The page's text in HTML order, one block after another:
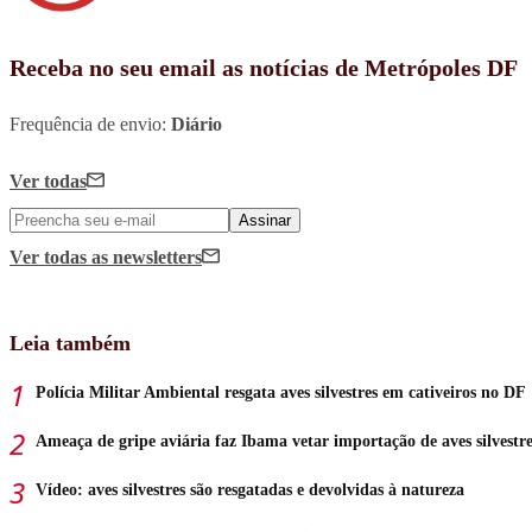
Receba no seu email as notícias de Metrópoles DF
Frequência de envio: Diário
Ver todas
Assinar
Ver todas as newsletters
Leia também
Polícia Militar Ambiental resgata aves silvestres em cativeiros no DF
Ameaça de gripe aviária faz Ibama vetar importação de aves
Vídeo: aves silvestres são resgatadas e devolvidas à natureza